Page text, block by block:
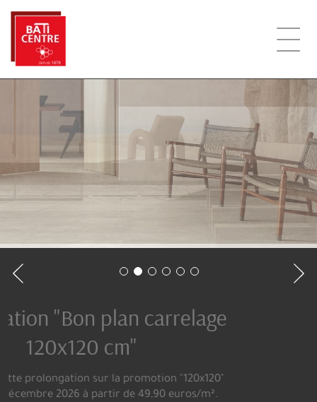
BATI-CENTRE VOUS OFFRE L'UN
DES PLUS GRANDS CHOIX DE
CARRELAGE DE PARIS